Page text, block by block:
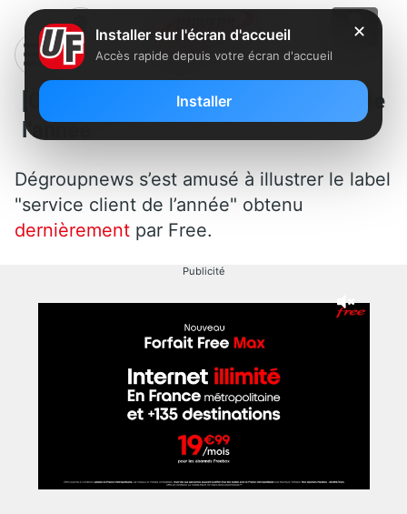
[Clin d’oeil] Free élu service client de
l’année
Dégroupnews s’est amusé à illustrer le label
"service client de l’année" obtenu
dernièrement par Free.
Publicité
✕
Installer sur l'écran d'accueil
Accès rapide depuis votre écran d'accueil
Installer